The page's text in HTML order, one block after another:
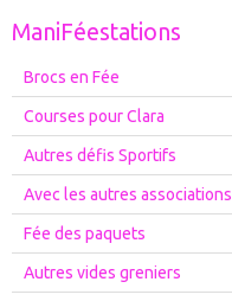
ManiFéestations
Brocs en Fée
Courses pour Clara
Autres défis Sportifs
Avec les autres associations
Fée des paquets
Autres vides greniers